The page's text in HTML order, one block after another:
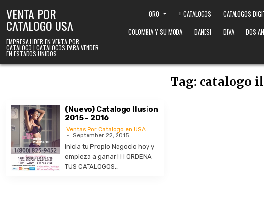
VENTA POR
CATALOGO USA
EMPRESA LIDER EN VENTA POR
CATALOGO | CATALOGOS PARA VENDER
EN ESTADOS UNIDOS
ORO + CATALOGOS CATALOGOS
COLOMBIA Y SU MODA
DANESI DIVA DOS
Tag: catalogo
(Nuevo) Catalogo Ilusion
2015 – 2016
Ventas Por Catalogo en USA
September 22, 2015
Inicia tu Propio Negocio hoy y
empieza a ganar ! ! ! ORDENA
TUS CATALOGOS…